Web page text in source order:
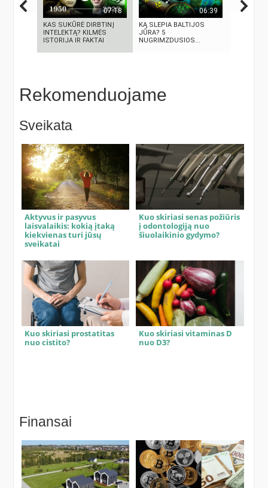
07:18
KAS SUKŪRĖ DIRBTINĮ
INTELEKTĄ? KILMĖS
ISTORIJA IR FAKTAI
06:39
KĄ SLEPIA BALTIJOS
JŪRA? 5
NUGRIMZDUSIOS...
Rekomenduojame
Sveikata
Aktyvus ir pasyvus
laisvalaikis: kokią įtaką
kiekvienas turi jūsų
sveikatai
Kuo skiriasi senas požiūris
į odontologiją nuo
šiuolaikinio gydymo?
Kuo skiriasi prostatitas
nuo cistito?
Kuo skiriasi vitaminas D
nuo D3?
Finansai